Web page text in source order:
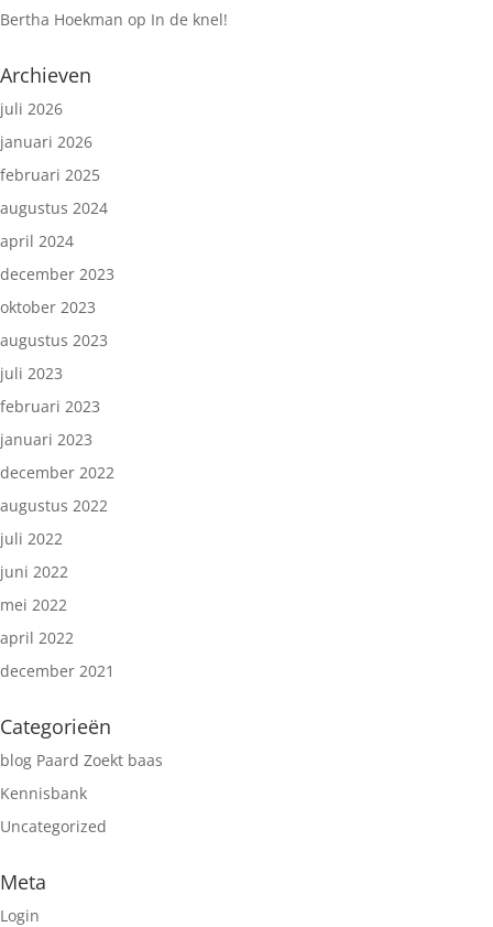
Bertha Hoekman op In de knel!
Archieven
juli 2026
januari 2026
februari 2025
augustus 2024
april 2024
december 2023
oktober 2023
augustus 2023
juli 2023
februari 2023
januari 2023
december 2022
augustus 2022
juli 2022
juni 2022
mei 2022
april 2022
december 2021
Categorieën
blog Paard Zoekt baas
Kennisbank
Uncategorized
Meta
Login